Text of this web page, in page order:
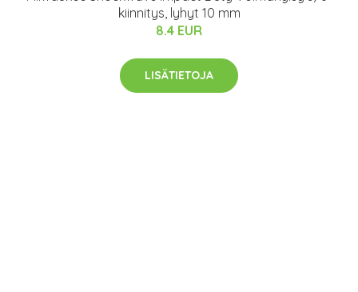
kiinnitys, lyhyt 10 mm
8.4 EUR
LISÄTIETOJA